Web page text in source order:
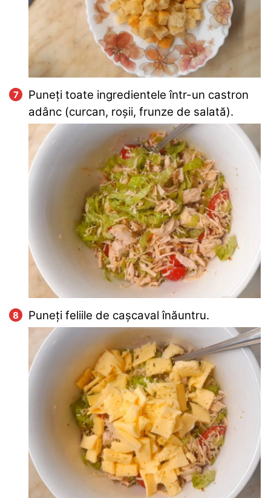
Puneți toate ingredientele într-un castron
adânc (curcan, roșii, frunze de salată).
Puneți feliile de cașcaval înăuntru.